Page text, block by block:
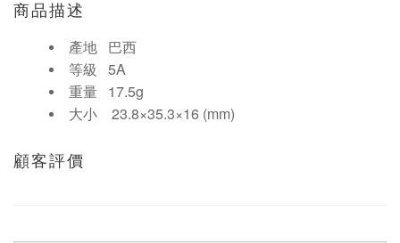
商品描述
產地 巴西
等級 5A
重量 17.5g
大小 23.8×35.3×16 (mm)
顧客評價